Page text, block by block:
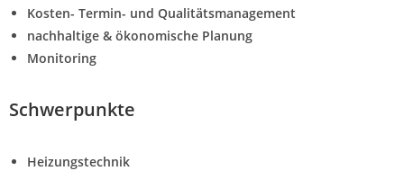
Kosten- Termin- und Qualitätsmanagement
nachhaltige & ökonomische Planung
Monitoring
Schwerpunkte
Heizungstechnik